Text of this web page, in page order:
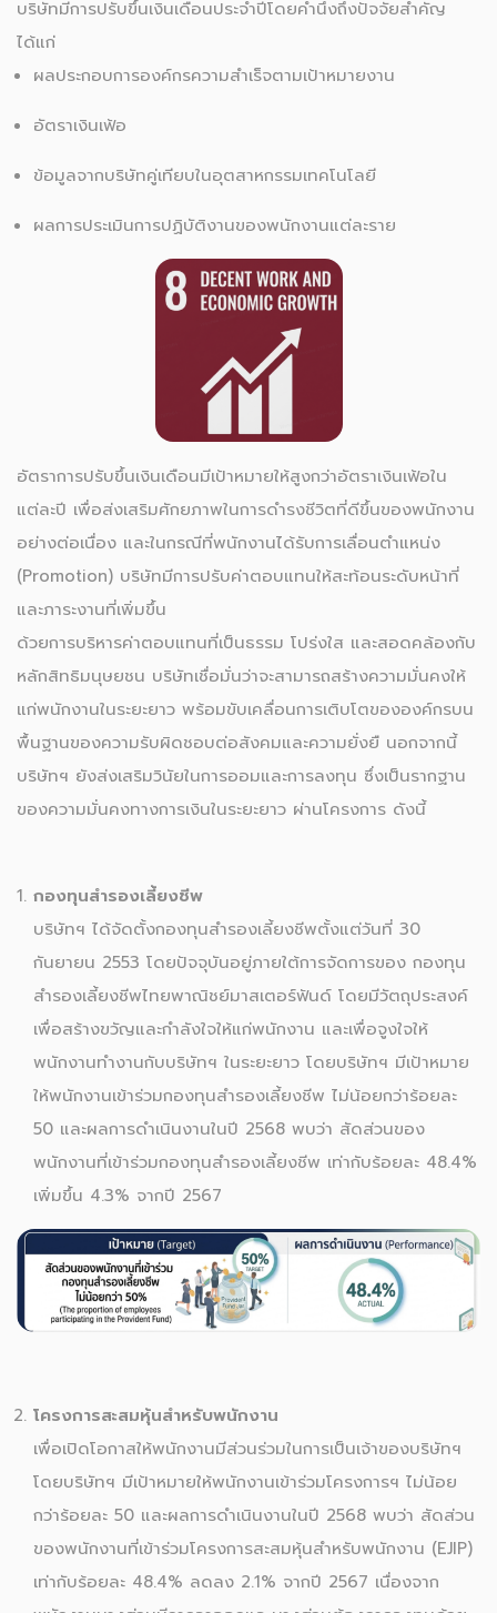
บริษัทมีการปรับขึ้นเงินเดือนประจำปีโดยคำนึงถึงปัจจัยสำคัญ
ได้แก่
ผลประกอบการองค์กรความสำเร็จตามเป้าหมายงาน
อัตราเงินเฟ้อ
ข้อมูลจากบริษัทคู่เทียบในอุตสาหกรรมเทคโนโลยี
ผลการประเมินการปฏิบัติงานของพนักงานแต่ละราย
อัตราการปรับขึ้นเงินเดือนมีเป้าหมายให้สูงกว่าอัตราเงินเฟ้อใน
แต่ละปี เพื่อส่งเสริมศักยภาพในการดำรงชีวิตที่ดีขึ้นของพนักงาน
อย่างต่อเนื่อง และในกรณีที่พนักงานได้รับการเลื่อนตำแหน่ง
(Promotion) บริษัทมีการปรับค่าตอบแทนให้สะท้อนระดับหน้าที่
และภาระงานที่เพิ่มขึ้น
ด้วยการบริหารค่าตอบแทนที่เป็นธรรม โปร่งใส และสอดคล้องกับ
หลักสิทธิมนุษยชน บริษัทเชื่อมั่นว่าจะสามารถสร้างความมั่นคงให้
แก่พนักงานในระยะยาว พร้อมขับเคลื่อนการเติบโตขององค์กรบน
พื้นฐานของความรับผิดชอบต่อสังคมและความยั่งยื นอกจากนี้
บริษัทฯ ยังส่งเสริมวินัยในการออมและการลงทุน ซึ่งเป็นรากฐาน
ของความมั่นคงทางการเงินในระยะยาว ผ่านโครงการ ดังนี้
กองทุนสำรองเลี้ยงชีพ
บริษัทฯ ได้จัดตั้งกองทุนสำรองเลี้ยงชีพตั้งแต่วันที่ 30
กันยายน 2553 โดยปัจจุบันอยู่ภายใต้การจัดการของ กองทุน
สำรองเลี้ยงชีพไทยพาณิชย์มาสเตอร์ฟันด์ โดยมีวัตถุประสงค์
เพื่อสร้างขวัญและกำลังใจให้แก่พนักงาน และเพื่อจูงใจให้
พนักงานทำงานกับบริษัทฯ ในระยะยาว โดยบริษัทฯ มีเป้าหมาย
ให้พนักงานเข้าร่วมกองทุนสำรองเลี้ยงชีพ ไม่น้อยกว่าร้อยละ
50 และผลการดำเนินงานในปี 2568 พบว่า สัดส่วนของ
พนักงานที่เข้าร่วมกองทุนสำรองเลี้ยงชีพ เท่ากับร้อยละ 48.4%
เพิ่มขึ้น 4.3% จากปี 2567
โครงการสะสมหุ้นสำหรับพนักงาน
เพื่อเปิดโอกาสให้พนักงานมีส่วนร่วมในการเป็นเจ้าของบริษัทฯ
โดยบริษัทฯ มีเป้าหมายให้พนักงานเข้าร่วมโครงการฯ ไม่น้อย
กว่าร้อยละ 50 และผลการดำเนินงานในปี 2568 พบว่า สัดส่วน
ของพนักงานที่เข้าร่วมโครงการสะสมหุ้นสำหรับพนักงาน (EJIP)
เท่ากับร้อยละ 48.4% ลดลง 2.1% จากปี 2567 เนื่องจาก